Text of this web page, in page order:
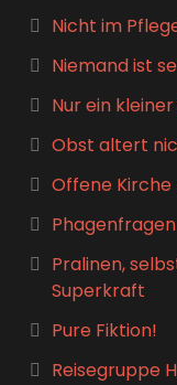
Nicht im
Niemand ist
Nur ein
Obst altert
Offene
Phagenfragen
Pralinen,
Superkraft
Pure Fiktion!
Reisegruppe